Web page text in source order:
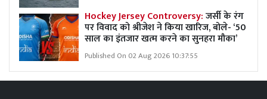
Hockey Jersey Controversy:जर्सी के रंग
पर विवाद को श्रीजेश ने किया खारिज, बोले- ‘50
साल का इंतजार खत्म करने का सुनहरा मौका’
Published On 02 Aug 2026 10:37:55